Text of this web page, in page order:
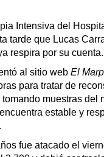
Intensiva del
tarde que Lucas
respira por su cuenta.
al sitio web El
para tratar de
muestras del
estable y
fue atacado el